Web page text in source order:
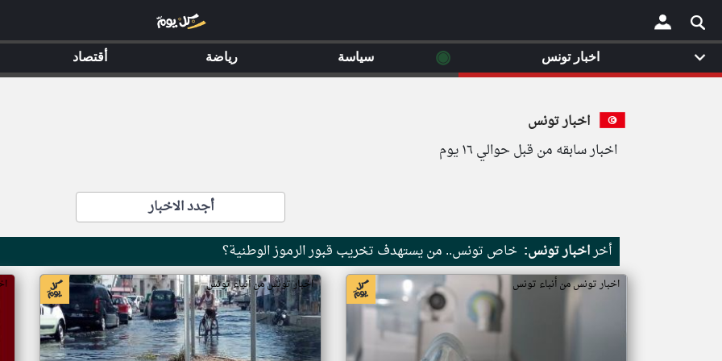
×
اخبار تونس
اخبار سابقه من قبل حوالي ١٦ يوم
أجدد الاخبار
أخراخبار تونس: خاص تونس.. من يستهدف تخريب قبور الرموز الوطنية؟
اخبار تونس من أنباء تونس اخبار تونس من أنباء تونس
اخبار تونس ◉ سياسة رياضة أقتصاد